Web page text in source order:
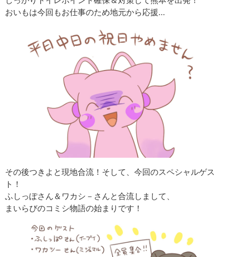
おいもは今回もお仕事のため地元から応援…
その後つきよと現地合流！そして、今回のスペシャルゲス
ト！
ふしっぽさん＆ワカシ－さんと合流しまして、
まいらびのコミシ物語の始まりです！